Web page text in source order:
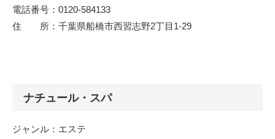
電話番号：0120-584133
住 所：千葉県船橋市西習志野2丁目1-29
ナチュール・スパ
ジャンル：エステ